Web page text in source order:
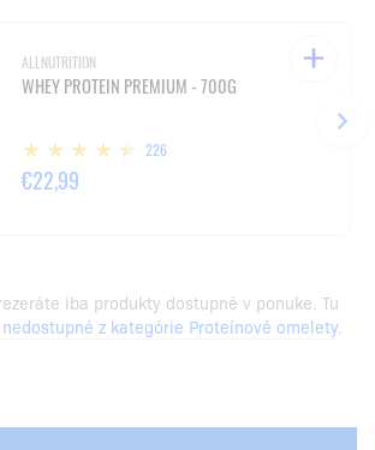
ALLNUTRITION
WHEY PROTEIN PREMIUM - 700G
226
€22,99
iba produkty dostupné v ponuke. Tu
z kategórie Proteínové omelety.